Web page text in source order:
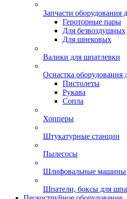
Запчасти оборудования
Героторные пары
Для безвоздушных
Для шнековых
Валики для шпатлевки
Оснастка оборудования
Пистолеты
Рукава
Сопла
Хопперы
Штукатурные станции
Пылесосы
Шлифовальные машины
Шпатели, боксы для